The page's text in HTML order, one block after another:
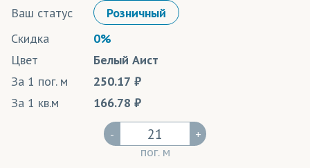
Ваш статус
Розничный
Скидка
0%
Цвет
Белый Аист
За 1 пог. м
250.17
За 1 кв.м
166.78
-
пог. м
+